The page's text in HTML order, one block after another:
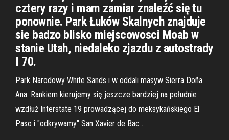
cztery razy i mam zamiar znaleźć się tu
ponownie. Park Łuków Skalnych znajduje
sie badzo blisko miejscowosci Moab w
stanie Utah, niedaleko zjazdu z autostrady
I 70.
Park Narodowy White Sands i w oddali masyw Sierra Doña
Ana. Rankiem kierujemy się jeszcze bardziej na południe
wzdłuż Interstate 19 prowadzącej do meksykańskiego El
Paso i "odkrywamy" San Xavier de Bac .